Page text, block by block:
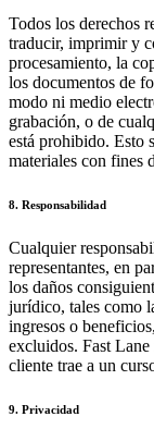
Todos los derechos
traducir, imprimir y
procesamiento, la
los documentos de
modo ni medio
grabación, o de
está prohibido. Esto
materiales con fines
8. Responsabilidad
Cualquier
representantes, en
los daños
jurídico, tales como
ingresos o
excluidos. Fast Lane
cliente trae a un
9. Privacidad